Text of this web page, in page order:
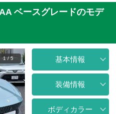
ベースグレードのモデ
1/5 基本情報
装備情報
ボディカラー